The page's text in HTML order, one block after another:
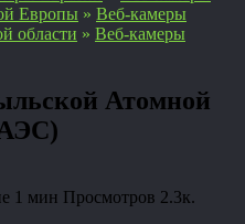
Европы » Веб-камеры
области » Веб-камеры
Атомной
1 мин Просмотров 2.3к.